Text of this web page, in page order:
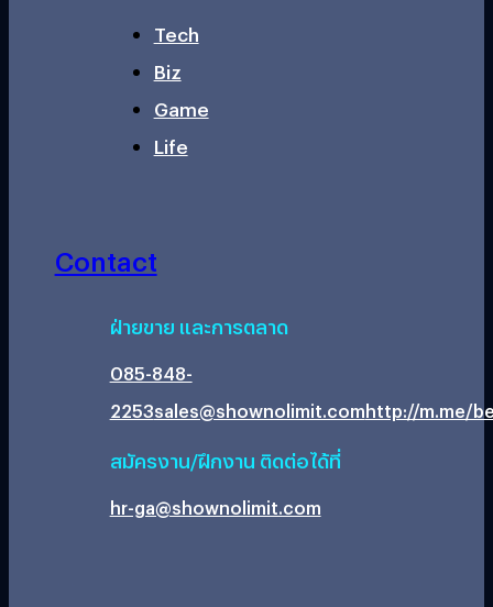
Tech
Biz
Game
Life
Contact
ฝ่ายขาย และการตลาด
085-848-
2253sales@shownolimit.comhttp://m.me/
สมัครงาน/ฝึกงาน ติดต่อได้ที่
hr-ga@shownolimit.com